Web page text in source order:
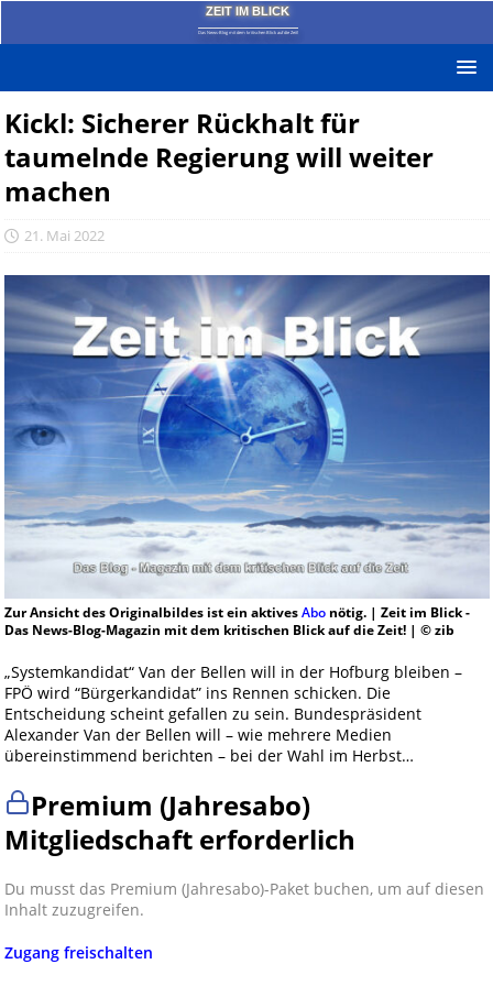
ZEIT IM BLICK
Das News-Blog mit dem kritischen Blick auf die Zeit!
Kickl: Sicherer Rückhalt für
taumelnde Regierung will weiter
machen
21. Mai 2022
Zur Ansicht des Originalbildes ist ein aktivesAbonötig. | Zeit im Blick -
Das News-Blog-Magazin mit dem kritischen Blick auf die Zeit! | © zib
„Systemkandidat“ Van der Bellen will in der Hofburg bleiben –
FPÖ wird “Bürgerkandidat” ins Rennen schicken. Die
Entscheidung scheint gefallen zu sein. Bundespräsident
Alexander Van der Bellen will – wie mehrere Medien
übereinstimmend berichten – bei der Wahl im Herbst…
Premium (Jahresabo)
Mitgliedschaft erforderlich
Du musst das Premium (Jahresabo)-Paket buchen, um auf diesen
Inhalt zuzugreifen.
Zugang freischalten